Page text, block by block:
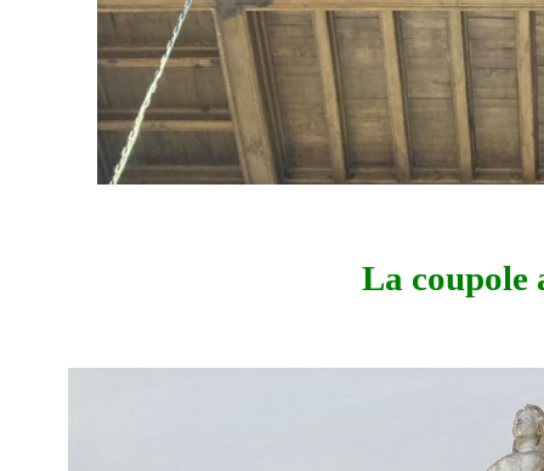
La coupole